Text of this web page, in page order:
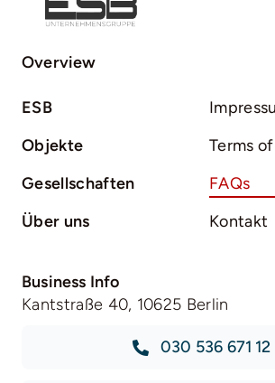
Overview
ESB
Objekte
Gesellschaften
Über uns
Terms
FAQs
Kontakt
Business Info
Kantstraße 40, 10625 Berlin
030 536 671 12